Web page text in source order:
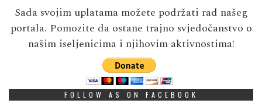
Sada svojim uplatama možete podržati rad našeg
portala. Pomozite da ostane trajno svjedočanstvo o
našim iseljenicima i njihovim aktivnostima!
FOLLOW AS ON FACEBOOK